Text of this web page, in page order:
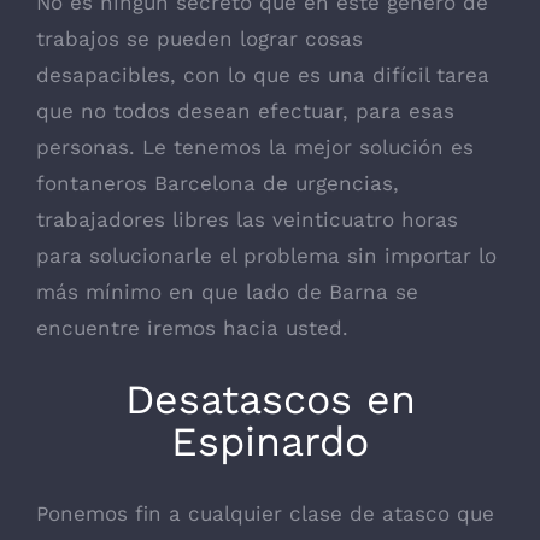
trabajos se pueden lograr cosas
desapacibles, con lo que es una difícil tarea
que no todos desean efectuar, para esas
personas. Le tenemos la mejor solución es
fontaneros Barcelona de urgencias,
trabajadores libres las veinticuatro horas
para solucionarle el problema sin importar lo
más mínimo en que lado de Barna se
encuentre iremos hacia usted.
Desatascos en
Espinardo
Ponemos fin a cualquier clase de atasco que